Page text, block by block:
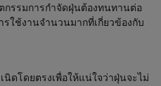
รรมการกำจัดฝุ่นต้องทนทานต่อ
รใช้งานจำนวนมากที่เกี่ยวข้องกับ
ดโดยตรงเพื่อให้แน่ใจว่าฝุ่นจะไม่